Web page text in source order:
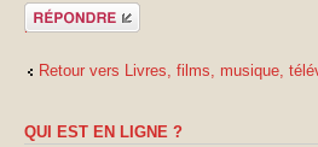
Publier une
réponse
Retour vers Livres, films, musique,
QUI EST EN LIGNE ?